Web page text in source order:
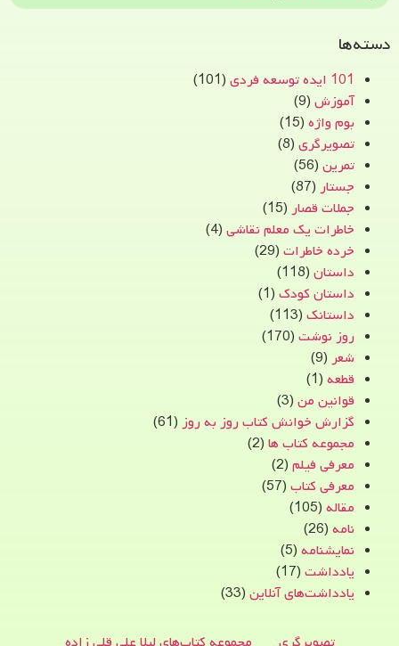
دسته‌ها
101 ایده توسعه فردی
(101)
آموزش (9)
بوم واژه (15)
تصویرگری (8)
تمرین (56)
جستار (87)
جملات قصار (15)
خاطرات یک معلم نقاشی (4)
خرده خاطرات (29)
داستان (118)
داستان کودک (1)
داستانک (113)
روز نوشت (170)
شعر (9)
قطعه (1)
قوانین من (3)
گزارش خوانش کتاب روز به روز (61)
مجموعه کتاب ها (2)
معرفی فیلم (2)
معرفی کتاب (57)
مقاله (105)
نامه (26)
نمایشنامه (5)
یادداشت (17)
یادداشت‌های آنلاین (33)